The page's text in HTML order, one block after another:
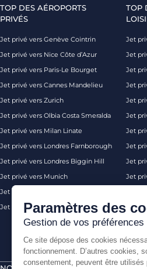
TOP DES AÉROPORTS
PRIVÉS
Jet privé vers Genève Cointrin
Jet privé vers Nice Côte d’Azur
Jet privé vers Paris-Le Bourget
Jet privé vers Cannes Mandelieu
Jet privé vers Zurich
Jet privé vers Olbia Costa Smeralda
Jet privé vers Milan Linate
Jet privé vers Londres Farnborough
Jet privé vers Londres Biggin Hill
Jet privé vers Munich
Jet privé vers Monaco
Jet privé vers Palma de Majorque
TOP
Jet
Jet
Jet
Jet
Jet
Jet
Jet
Jet
Jet
Jet
Jet
Paramètres des
Gestion de vos préférences
Ce site dépose des cookies
fonctionnement. D’autres cookies,
consentement, peuvent être utilisés